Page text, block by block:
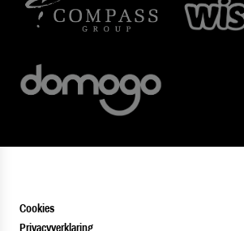
Cookies
Privacyverklaring